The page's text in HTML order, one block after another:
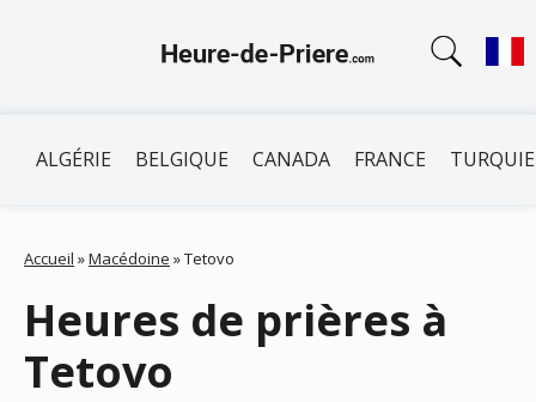
ALGÉRIE BELGIQUE CANADA FRANCE TURQUIE
Accueil »Macédoine »Tetovo
Heures de prières à
Tetovo